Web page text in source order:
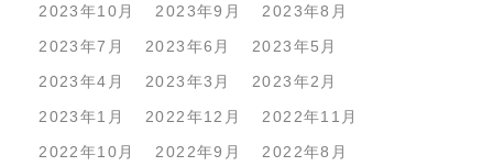
2023年10月
2023年9月
2023年8月
2023年7月
2023年6月
2023年5月
2023年4月
2023年3月
2023年2月
2023年1月
2022年12月
2022年11月
2022年10月
2022年9月
2022年8月